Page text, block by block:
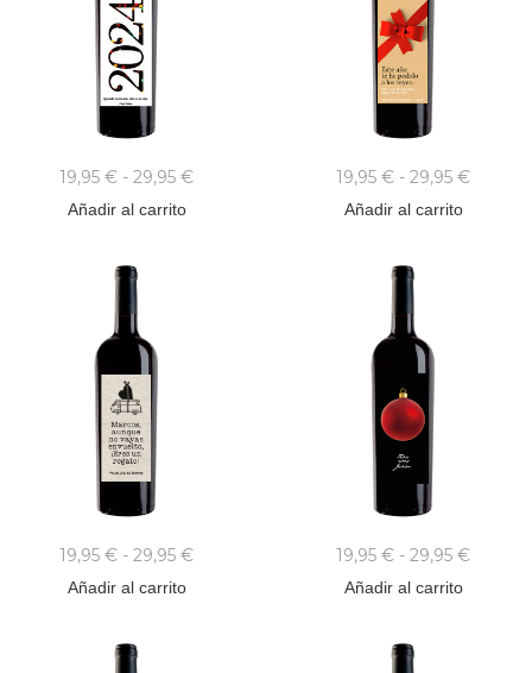
19,95 € - 29,95 €
Añadir al carrito
19,95 € - 29,95 €
Añadir al carrito
19,95 € - 29,95 €
Añadir al carrito
19,95 € - 29,95 €
Añadir al carrito